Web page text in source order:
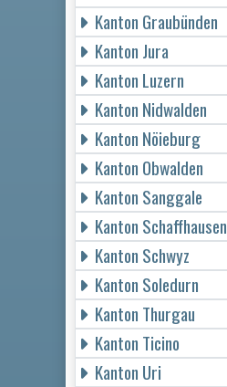
Kanton Graubünden
Kanton Jura
Kanton Luzern
Kanton Nidwalden
Kanton Nöieburg
Kanton Obwalden
Kanton Sanggale
Kanton Schaffhausen
Kanton Schwyz
Kanton Soledurn
Kanton Thurgau
Kanton Ticino
Kanton Uri